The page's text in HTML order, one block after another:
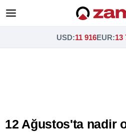
USD:11 916EUR:13
12 Ağustos'ta nadir